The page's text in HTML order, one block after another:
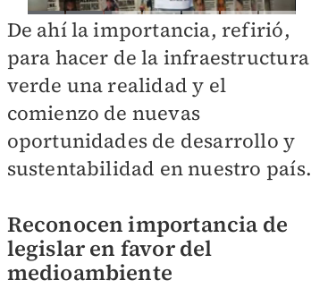
De ahí la importancia, refirió,
para hacer de la infraestructura
verde una realidad y el
comienzo de nuevas
oportunidades de desarrollo y
sustentabilidad en nuestro país.
Reconocen importancia de
legislar en favor del
medioambiente